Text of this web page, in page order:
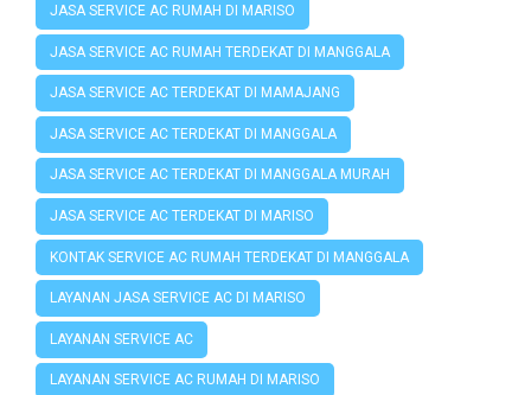
JASA SERVICE AC RUMAH DI MARISO
JASA SERVICE AC RUMAH TERDEKAT DI MANGGALA
JASA SERVICE AC TERDEKAT DI MAMAJANG
JASA SERVICE AC TERDEKAT DI MANGGALA
JASA SERVICE AC TERDEKAT DI MANGGALA MURAH
JASA SERVICE AC TERDEKAT DI MARISO
KONTAK SERVICE AC RUMAH TERDEKAT DI MANGGALA
LAYANAN JASA SERVICE AC DI MARISO
LAYANAN SERVICE AC
LAYANAN SERVICE AC RUMAH DI MARISO